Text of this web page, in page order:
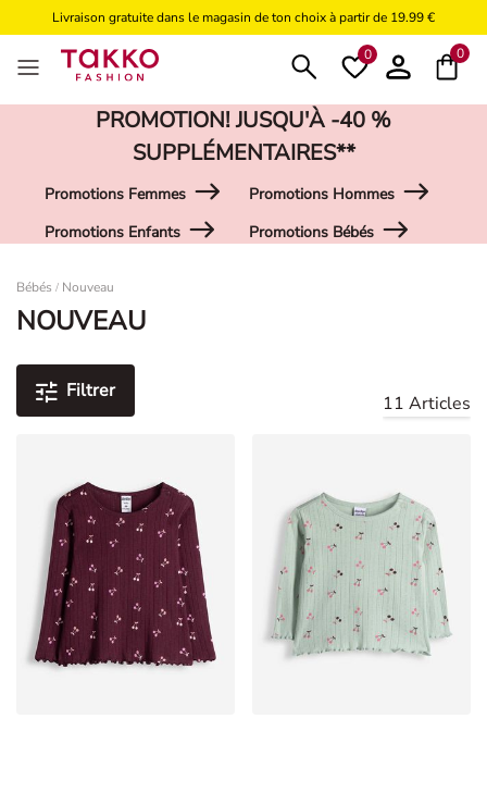
Livraison gratuite dans le magasin de ton choix à partir de 19.99 €
Livraison gratuite à partir de 49,99€
0 0
PROMOTION! JUSQU'À -40 %
SUPPLÉMENTAIRES**
Promotions Femmes
Promotions Hommes
Promotions Enfants
Promotions Bébés
Bébés / Nouveau
NOUVEAU
Filtrer
11 Articles